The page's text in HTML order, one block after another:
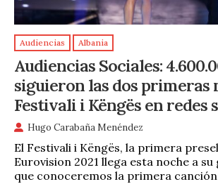
Audiencias Albania
Audiencias Sociales:
siguieron las dos primeras
Festivali i Këngës en redes
Hugo Carabaña Menéndez
El Festivali i Këngës, la primera
Eurovision 2021 llega esta noche a
que conoceremos la primera